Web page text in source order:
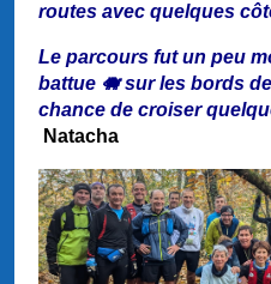
routes avec quelques
Le parcours fut un peu
battue 🐗 sur les bords
chance de croiser
Natacha